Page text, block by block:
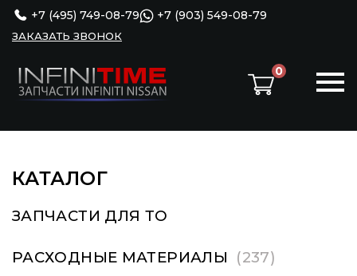
+7 (495) 749-08-79 +7 (903) 549-08-79
ЗАКАЗАТЬ ЗВОНОК
0
КАТАЛОГ
ЗАПЧАСТИ ДЛЯ ТО
РАСХОДНЫЕ МАТЕРИАЛЫ (237)